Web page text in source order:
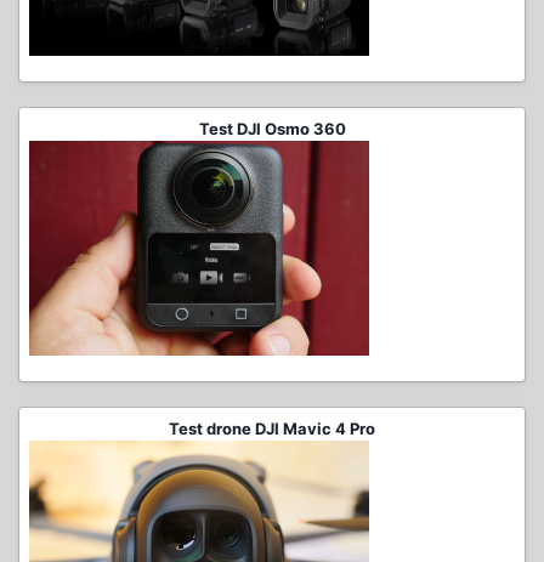
Test DJI Osmo 360
Test drone DJI Mavic 4 Pro